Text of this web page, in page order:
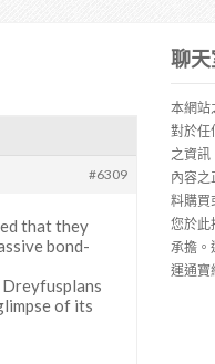
#6309
that they
bond-
Dreyfusplans
of its
聊天
本網站
對於任
之資訊
內容之
料購買
您於此
承擔。
運通寶